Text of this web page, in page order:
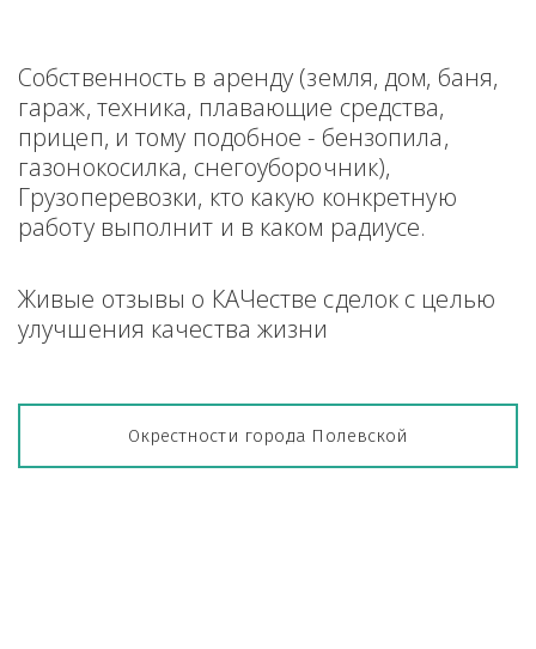
Собственность в аренду (земля, дом, баня,
гараж, техника, плавающие средства,
прицеп, и тому подобное - бензопила,
газонокосилка, снегоуборочник),
Грузоперевозки, кто какую конкретную
работу выполнит и в каком радиусе.
Живые отзывы о КАЧестве сделок с целью
улучшения качества жизни
Окрестности города Полевской